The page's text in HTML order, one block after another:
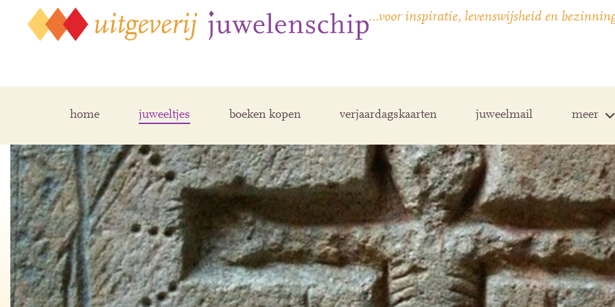
…voor inspiratie, levenswijsheid en
home juweeltjes boeken kopen verjaardagskaarten juweelmail meer